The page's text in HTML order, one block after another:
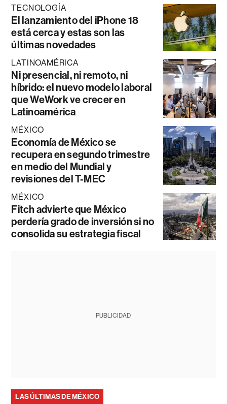
TECNOLOGÍA
El lanzamiento del iPhone 18
está cerca y estas son las
últimas novedades
LATINOAMÉRICA
Ni presencial, ni remoto, ni
híbrido: el nuevo modelo laboral
que WeWork ve crecer en
Latinoamérica
MÉXICO
Economía de México se
recupera en segundo trimestre
en medio del Mundial y
revisiones del T-MEC
MÉXICO
Fitch advierte que México
perdería grado de inversión si no
consolida su estrategia fiscal
PUBLICIDAD
LAS ÚLTIMAS DE MÉXICO